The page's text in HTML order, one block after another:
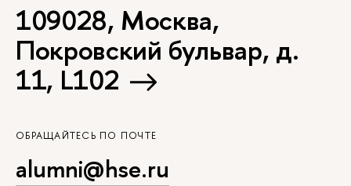
109028, Москва,
Покровский бульвар, д.
11, L102
ОБРАЩАЙТЕСЬ ПО ПОЧТЕ
alumni@hse.ru